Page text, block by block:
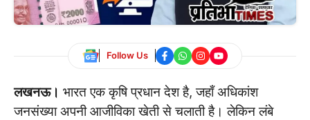
Follow Us
लखनऊ। भारत एक कृषि प्रधान देश है, जहाँ अधिकांश
जनसंख्या अपनी आजीविका खेती से चलाती है। लेकिन लंबे